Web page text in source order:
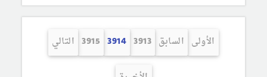
الأولى السابق 3913
3914
3915 التالي